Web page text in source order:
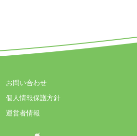
お問い合わせ
個人情報保護方針
運営者情報